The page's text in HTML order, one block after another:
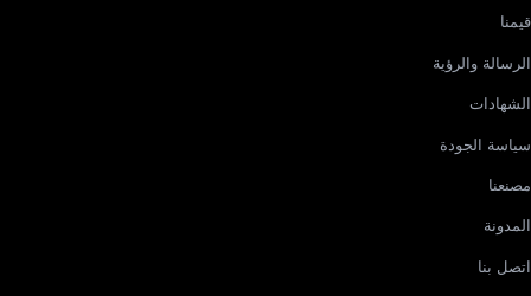
قيمنا
الرسالة والرؤية
الشهادات
سياسة الجودة
مصنعنا
المدونة
اتصل بنا